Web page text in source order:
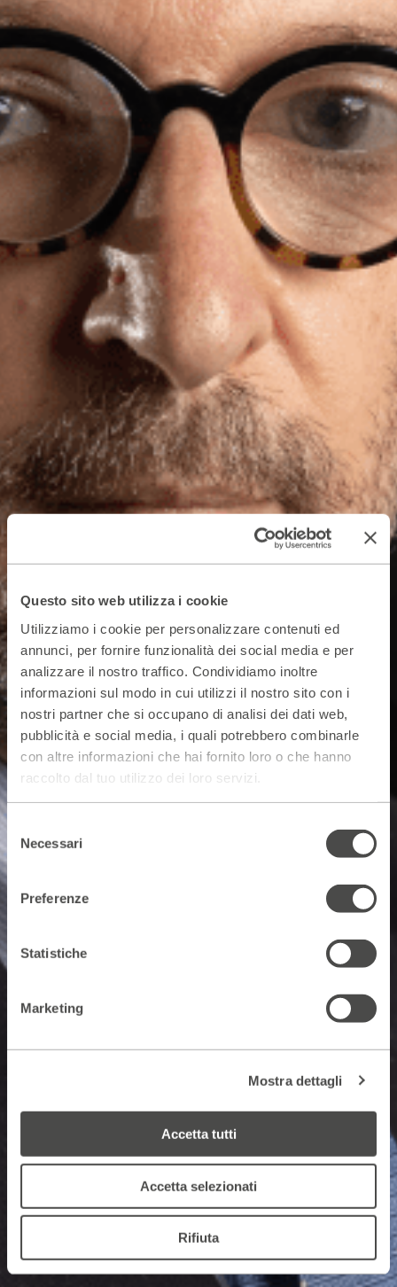
Questo sito web utilizza i cookie
Utilizziamo i cookie per personalizzare contenuti ed
annunci, per fornire funzionalità dei social media e per
analizzare il nostro traffico. Condividiamo inoltre
informazioni sul modo in cui utilizzi il nostro sito con i
nostri partner che si occupano di analisi dei dati web,
pubblicità e social media, i quali potrebbero combinarle
con altre informazioni che hai fornito loro o che hanno
raccolto dal tuo utilizzo dei loro servizi.
delNecessari
Preferenze
Statistiche
Marketing
Mostra dettagli
Accetta tutti
Accetta selezionati
Rifiuta